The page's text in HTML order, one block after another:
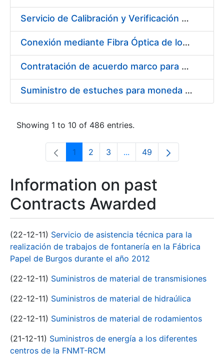
Servicio de Calibración y Verificación Externa de los Equipos de Medición del Servicio de Prevención de la FNMT-RCM
Conexión mediante Fibra Óptica de los Centros de Proceso de Datos (CPDs) de las sedes de la FNMT-RCM de Burgos y Madrid
Contratación de acuerdo marco para el Suministro de Material de Electricidad para la Fábrica Nacional de Moneda y Timbre-Real Casa de la Moneda en su centro de trabajo de Burgos
Suministro de estuches para moneda de 30 €
Showing 1 to 10 of 486 entries.
Page
1 Page
2 Page
3 ...Intermediate Pages Use
Page
49
Information on past
Contracts Awarded
(22-12-11) Servicio de asistencia técnica para la
realización de trabajos de fontanería en la Fábrica
Papel de Burgos durante el año 2012
(22-12-11) Suministros de material de transmisiones
(22-12-11) Suministros de material de hidraúlica
(22-12-11) Suministros de material de rodamientos
(21-12-11) Suministros de energía a los diferentes
centros de la FNMT-RCM